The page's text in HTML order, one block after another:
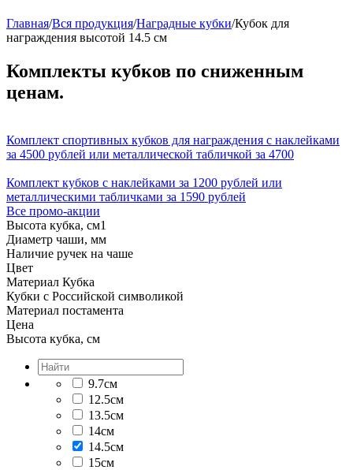
Главная/Вся продукция/Наградные кубки/Кубок для
награждения высотой 14.5 см
Комплекты кубков по сниженным
ценам.
Комплект спортивных кубков для награждения с наклейками
за 4500 рублей или металлической табличкой за 4700
Комплект кубков с наклейками за 1200 рублей или
металлическими табличками за 1590 рублей
Все промо-акции
Высота кубка, см1
Диаметр чаши, мм
Наличие ручек на чаше
Цвет
Материал Кубка
Кубки с Российской символикой
Материал постамента
Цена
Высота кубка, см
9.7см
12.5см
13.5см
14см
14.5см
15см